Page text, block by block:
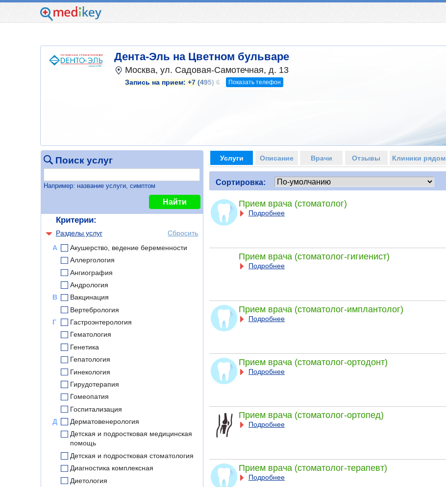
Дента-Эль на Цветном бульваре
Москва, ул. Садовая-Самотечная, д. 13
Запись на прием: +7 (495) 6 Показать телефон
Поиск услуг
Например: название услуги, симптом
Найти
Критерии:
Разделы услуг
Сбросить
А
Акушерство, ведение беременности
Аллергология
Ангиография
Андрология
В
Вакцинация
Вертебрология
Г
Гастроэнтерология
Гематология
Генетика
Гепатология
Гинекология
Гирудотерапия
Гомеопатия
Госпитализация
Д
Дерматовенерология
Детская и подростковая медицинская
помощь
Детская и подростковая стоматология
Диагностика комплексная
Диетология
Услуги Описание Врачи Отзывы Клиники рядом
Сортировка:
Прием врача (стоматолог)
Подробнее
Прием врача (стоматолог-гигиенист)
Подробнее
Прием врача (стоматолог-имплантолог)
Подробнее
Прием врача (стоматолог-ортодонт)
Подробнее
Прием врача (стоматолог-ортопед)
Подробнее
Прием врача (стоматолог-терапевт)
Подробнее